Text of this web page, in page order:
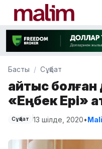
Басты Сұқбат
Қайтыс
«Еңбек Ері»
Сұқбат 13 шілде, 2020•